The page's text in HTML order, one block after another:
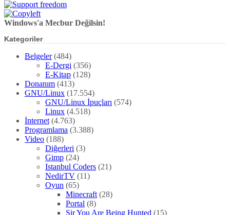
Windows'a Mecbur Değilsin!
Kategoriler
Belgeler(484)
E-Dergi (356)
E-Kitap (128)
Donanım (413)
GNU/Linux (17.554)
GNU/Linux İpuçları (574)
Linux (4.518)
İnternet (4.763)
Programlama (3.388)
Video (188)
Diğerleri (3)
Gimp (24)
Istanbul Coders (21)
NedirTV (11)
Oyun (65)
Minecraft (28)
Portal (8)
Sir You Are Being Hunted (15)